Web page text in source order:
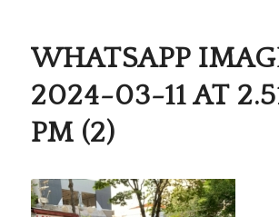
WHATSAPP
2024-03-11 AT
PM (2)